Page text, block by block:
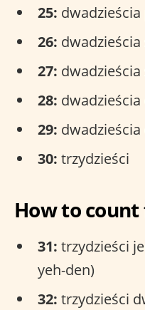
25: dwadzieścia
26: dwadzieścia
27: dwadzieścia
28: dwadzieścia
29:
30: trzydzieści
How to
31: trzydzieści
yeh-den)
32: trzydzieści